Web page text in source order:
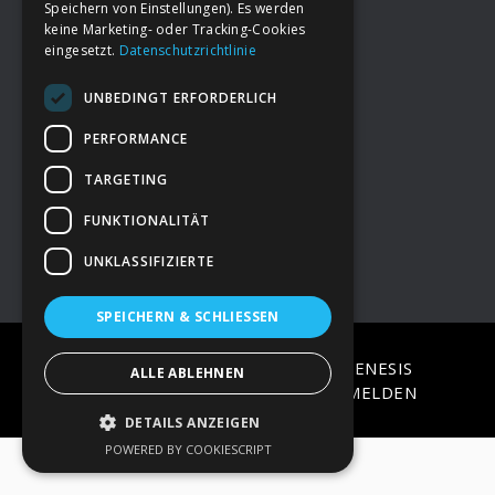
FooterDeine Spende
→ Impressum
→Kontakt zum PAO Team
COPYRIGHT © 2026 · ON
GENESIS
FRAMEWORK·WORDPRESS·ANMELDEN
Speichern von Einstellungen). Es werden
keine Marketing- oder Tracking-Cookies
eingesetzt. Datenschutzrichtlinie
UNBEDINGT ERFORDERLICH
PERFORMANCE
TARGETING
FUNKTIONALITÄT
UNKLASSIFIZIERTE
SPEICHERN & SCHLIESSEN
ALLE ABLEHNEN
DETAILS ANZEIGEN
POWERED BY COOKIESCRIPT